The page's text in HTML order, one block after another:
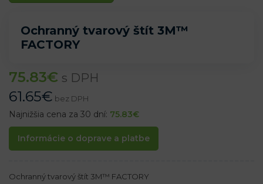
Ochranný tvarový štít 3M™
FACTORY
75.83€ s DPH
61.65€ bez DPH
Najnižšia cena za 30 dní: 75.83€
Informácie o doprave a platbe
Ochranný tvarový štít 3M™ FACTORY